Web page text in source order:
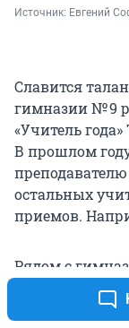
Источник: Евгений
Славится
гимназии № 9
«Учитель
В прошлом
остальных
приемов.
Рядом с
Бильбо
плющом, вот-